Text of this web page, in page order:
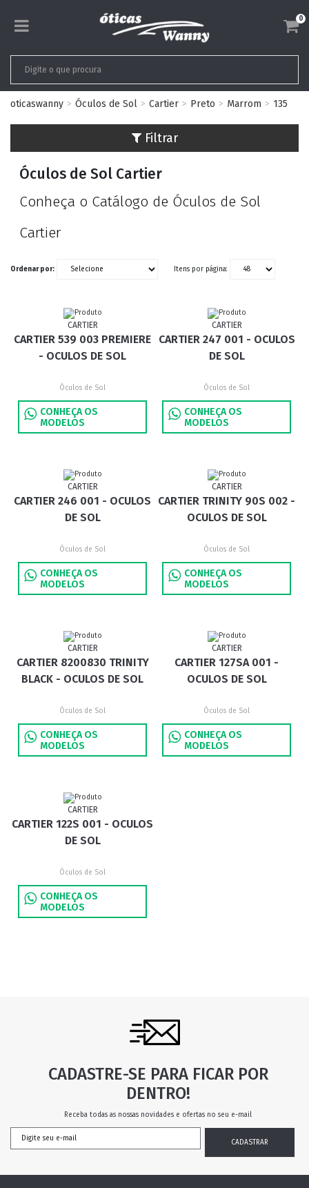
0
oticaswanny Óculos de Sol Cartier Preto Marrom 135
Filtrar
Óculos de Sol Cartier
Conheça o Catálogo de Óculos de Sol
Cartier
Ordenar por: Itens por página:
CARTIER
CARTIER 539 003 PREMIERE
- OCULOS DE SOL
Óculos de Sol
CONHEÇA OS
MODELOS
CARTIER
CARTIER 247 001 - OCULOS
DE SOL
Óculos de Sol
CONHEÇA OS
MODELOS
CARTIER
CARTIER 246 001 - OCULOS
DE SOL
Óculos de Sol
CONHEÇA OS
MODELOS
CARTIER
CARTIER TRINITY 90S 002 -
OCULOS DE SOL
Óculos de Sol
CONHEÇA OS
MODELOS
CARTIER
CARTIER 8200830 TRINITY
BLACK - OCULOS DE SOL
Óculos de Sol
CONHEÇA OS
MODELOS
CARTIER
CARTIER 127SA 001 -
OCULOS DE SOL
Óculos de Sol
CONHEÇA OS
MODELOS
CARTIER
CARTIER 122S 001 - OCULOS
DE SOL
Óculos de Sol
CONHEÇA OS
MODELOS
CADASTRE-SE PARA FICAR POR
DENTRO!
Receba todas as nossas novidades e ofertas no seu e-mail